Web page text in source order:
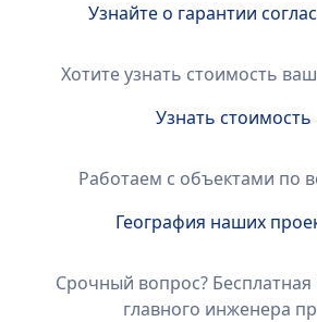
Узнайте о гарантии
Хотите узнать стоимость
Узнать
Работаем с объектами по
География наших
Срочный вопрос? Бесплатная
главного инженера